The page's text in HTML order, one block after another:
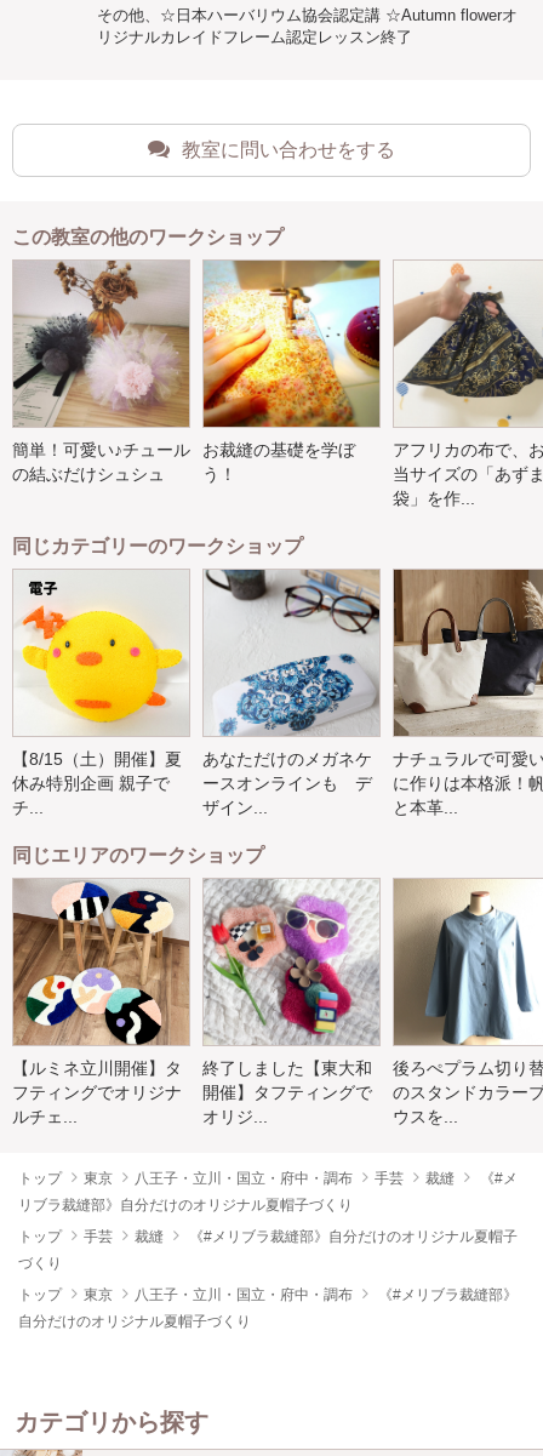
その他、☆日本ハーバリウム協会認定講 ☆Autumn flowerオ
リジナルカレイドフレーム認定レッスン終了
教室に問い合わせをする
この教室の他のワークショップ
簡単！可愛い♪チュール
の結ぶだけシュシュ
お裁縫の基礎を学ぼ
う！
アフリカの布で、
当サイズの「あず
袋」を作...
同じカテゴリーのワークショップ
【8/15（土）開催】夏
休み特別企画 親子で
チ...
あなただけのメガネケ
ースオンラインも デ
ザイン...
ナチュラルで可愛
に作りは本格派！
と本革...
同じエリアのワークショップ
【ルミネ立川開催】タ
フティングでオリジナ
ルチェ...
終了しました【東大和
開催】タフティングで
オリジ...
後ろぺプラム切り
のスタンドカラー
ウスを...
トップ 東京 八王子・立川・国立・府中・調布 手芸 裁縫
《#メ
リブラ裁縫部》自分だけのオリジナル夏帽子づくり
トップ
手芸 裁縫
《#メリブラ裁縫部》自分だけのオリジナル夏帽子
づくり
トップ
東京 八王子・立川・国立・府中・調布
《#メリブラ裁縫部》
自分だけのオリジナル夏帽子づくり
カテゴリから探す